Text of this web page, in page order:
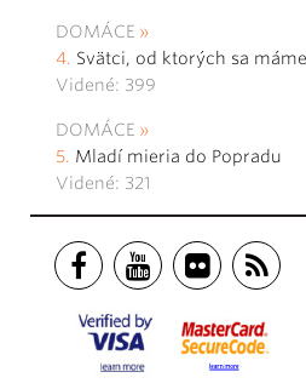
DOMÁCE
Svätci, od ktorých sa
Videné: 399
DOMÁCE
Mladí mieria do Popradu
Videné: 321